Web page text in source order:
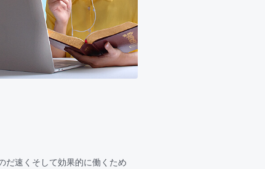
だ速くそして効果的に働くため